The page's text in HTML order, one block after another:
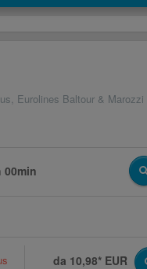
Eurolines Baltour & Marozzi
00min
da 10,98* EUR